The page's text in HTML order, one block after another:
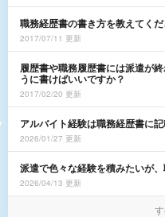
職務経歴書の書き方を教えてくだ
2017/07/11 更新
履歴書や職務履歴書には派遣が
うに書けばいいですか？
2017/02/20 更新
アルバイト経験は職務経歴書に
2026/01/27 更新
派遣で色々な経験を積みたいが
2026/04/13 更新